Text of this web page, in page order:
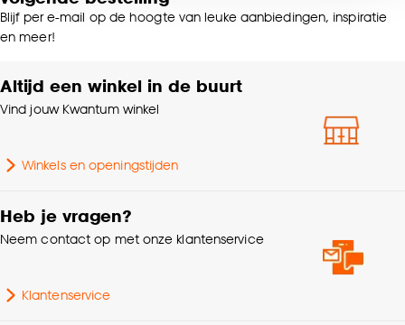
voor kiezen om bepaalde cookies wel of niet te
accepteren door op ‘Cookies aanpassen’ te
Goed om te weten is dat je deze keuze altijd nog
kan aanpassen, bekijk hiervoor onze
Lengte
Milieu kenmerken Oeko-Tex Standard 100
Geschikt voor ruimte
Blijf per e-mail op de hoogte van leuke aanbiedingen, inspiratie
en meer!
Altijd een winkel in de buurt
Vind jouw Kwantum winkel
Winkels en openingstijden
Heb je vragen?
Neem contact op met onze klantenservice
Klantenservice